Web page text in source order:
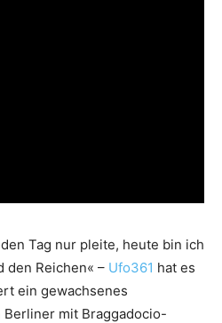
Tag nur pleite, heute bin ich
den Reichen« – Ufo361 hat es
ein gewachsenes
mit Braggadocio-